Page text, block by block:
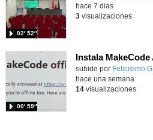
02′ 52″
hace 7 dias
3visualizaciones
Contenido educativo.
subido por Felicisimo G.
00′ 59″
hace una semana
14visualizaciones